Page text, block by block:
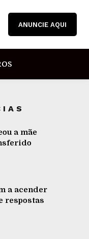
ANUNCIE AQUI
a mãe
a acender
respostas